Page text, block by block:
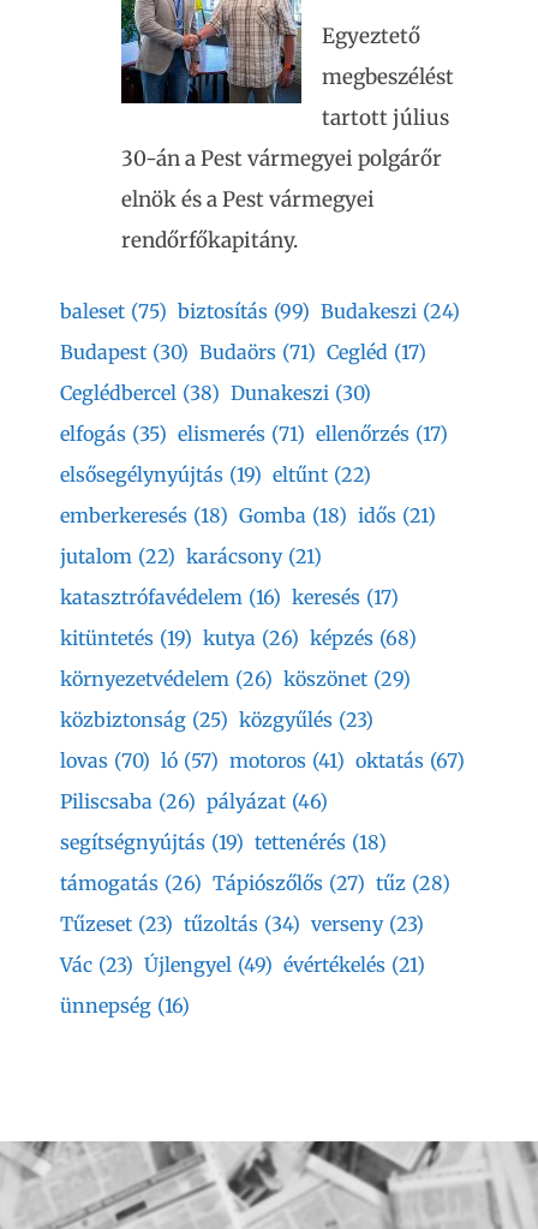
Egyeztető
megbeszélést
tartott július
30-án a Pest vármegyei polgárőr
elnök és a Pest vármegyei
rendőrfőkapitány.
baleset (75) biztosítás (99) Budakeszi (24)
Budapest (30) Budaörs (71) Cegléd (17)
Ceglédbercel (38) Dunakeszi (30)
elfogás (35) elismerés (71) ellenőrzés (17)
elsősegélynyújtás (19) eltűnt (22)
emberkeresés (18) Gomba (18) idős (21)
jutalom (22) karácsony (21)
katasztrófavédelem (16) keresés (17)
kitüntetés (19) kutya (26) képzés (68)
környezetvédelem (26) köszönet (29)
közbiztonság (25) közgyűlés (23)
lovas (70) ló (57) motoros (41) oktatás (67)
Piliscsaba (26) pályázat (46)
segítségnyújtás (19) tettenérés (18)
támogatás (26) Tápiószőlős (27) tűz (28)
Tűzeset (23) tűzoltás (34) verseny (23)
Vác (23) Újlengyel (49) évértékelés (21)
ünnepség (16)